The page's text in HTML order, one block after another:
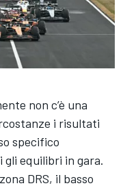
non c’è una
i risultati
specifico
equilibri in gara.
DRS, il basso